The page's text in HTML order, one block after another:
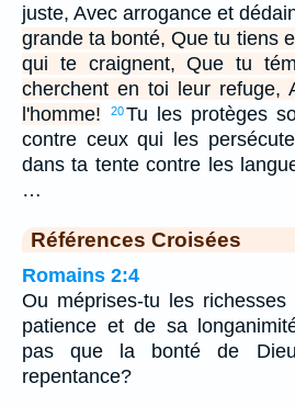
juste, Avec arrogance et
grande ta bonté, Que tu tiens
qui te craignent, Que tu
cherchent en toi leur refuge,
l'homme!
20Tu les protèges
contre ceux qui les
dans ta tente contre les
…
Références Croisées
Romains 2:4
Ou méprises-tu les
patience et de sa
pas que la bonté de
repentance?